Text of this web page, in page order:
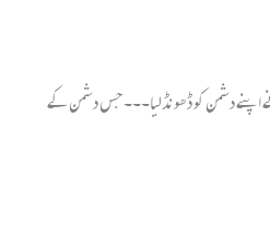
اپنے دشمن کو ڈھونڈلیا۔۔۔ جس دشمن کے